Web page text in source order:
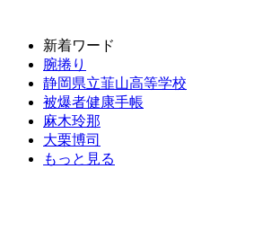
新着ワード
腕捲り
静岡県立韮山高等学校
被爆者健康手帳
麻木玲那
大栗博司
もっと見る